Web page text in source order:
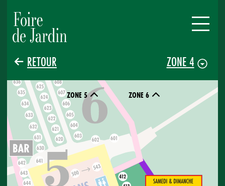
RETOUR ZONE 4
ZONE 6
ZONE 5